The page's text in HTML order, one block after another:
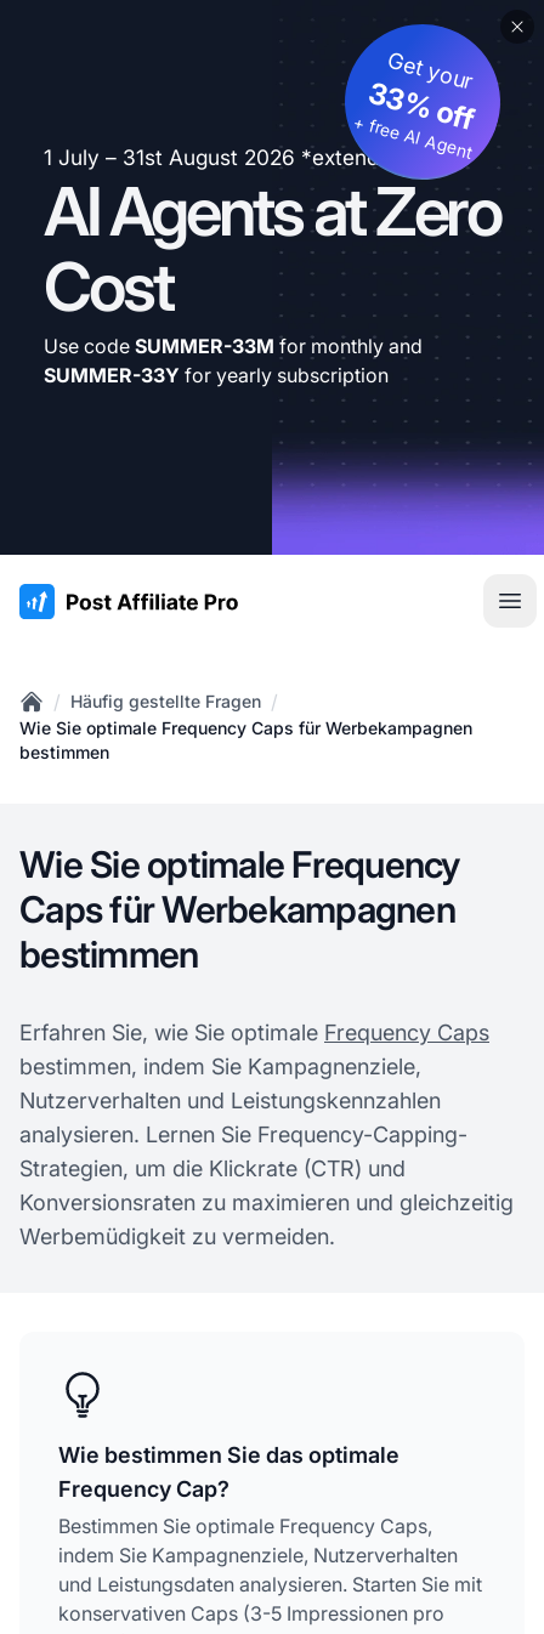
1 July – 31st August 2026 *extended
AI Agents at Zero
Cost
Get your
33% off
+ free AI Agent
Use code SUMMER-33M for monthly and
SUMMER-33Y for yearly subscription
:site.title
Home
/ Häufig gestellte Fragen /
Wie Sie optimale Frequency Caps für Werbekampagnen
bestimmen
Wie Sie optimale Frequency
Caps für Werbekampagnen
bestimmen
Erfahren Sie, wie Sie optimale Frequency Caps
bestimmen, indem Sie Kampagnenziele,
Nutzerverhalten und Leistungskennzahlen
analysieren. Lernen Sie Frequency-Capping-
Strategien, um die Klickrate (CTR) und
Konversionsraten zu maximieren und gleichzeitig
Werbemüdigkeit zu vermeiden.
Wie bestimmen Sie das optimale
Frequency Cap?
Bestimmen Sie optimale Frequency Caps,
indem Sie Kampagnenziele, Nutzerverhalten
und Leistungsdaten analysieren. Starten Sie mit
konservativen Caps (3-5 Impressionen pro